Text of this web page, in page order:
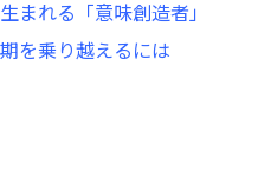
まれる「意味創造者」
を乗り越えるには